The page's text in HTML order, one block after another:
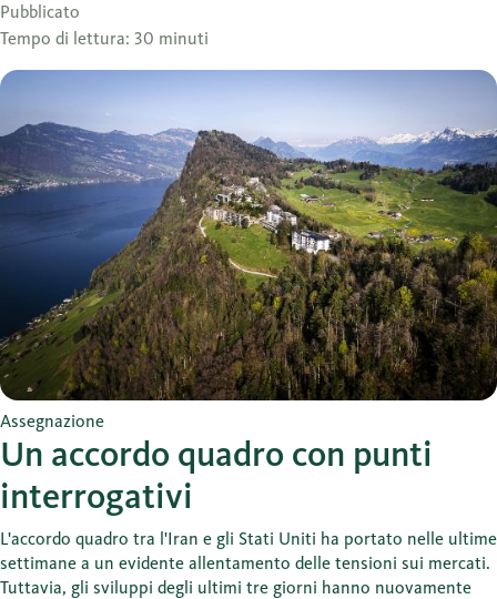
Pubblicato
Tempo di lettura: 30 minuti
Assegnazione
Un accordo quadro con punti
interrogativi
L'accordo quadro tra l'Iran e gli Stati Uniti ha portato nelle ultime
settimane a un evidente allentamento delle tensioni sui mercati.
Tuttavia, gli sviluppi degli ultimi tre giorni hanno nuovamente